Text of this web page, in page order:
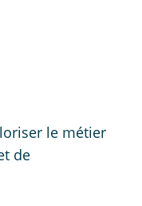
le métier
de